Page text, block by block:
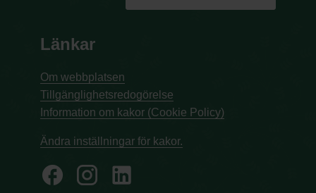
Länkar
Om webbplatsen
Tillgänglighetsredogörelse
Information om kakor (Cookie Policy)
Ändra inställningar för kakor.
facebook